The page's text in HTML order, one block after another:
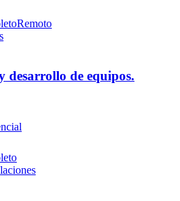
Remoto
desarrollo de equipos.